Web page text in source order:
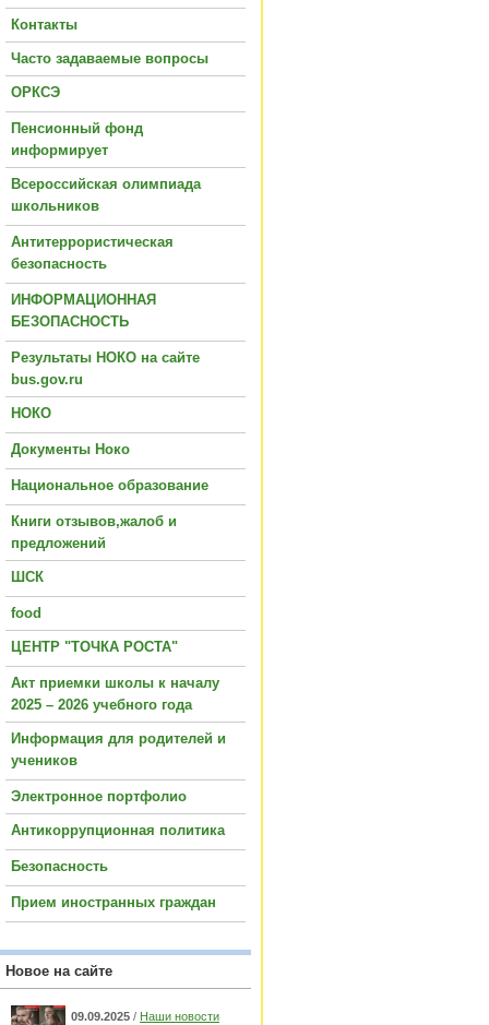
Контакты
Часто задаваемые вопросы
ОРКСЭ
Пенсионный фонд
информирует
Всероссийская олимпиада
школьников
Антитеррористическая
безопасность
ИНФОРМАЦИОННАЯ
БЕЗОПАСНОСТЬ
Результаты НОКО на сайте
bus.gov.ru
НОКО
Документы Ноко
Национальное образование
Книги отзывов,жалоб и
предложений
ШСК
food
ЦЕНТР "ТОЧКА РОСТА"
Акт приемки школы к началу
2025 – 2026 учебного года
Информация для родителей и
учеников
Электронное портфолио
Антикоррупционная политика
Безопасность
Прием иностранных граждан
Новое на сайте
09.09.2025 / Наши новости